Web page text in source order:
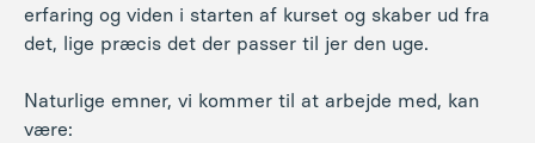
erfaring og viden i starten af kurset og skaber ud fra
det, lige præcis det der passer til jer den uge.
Naturlige emner, vi kommer til at arbejde med, kan
være: